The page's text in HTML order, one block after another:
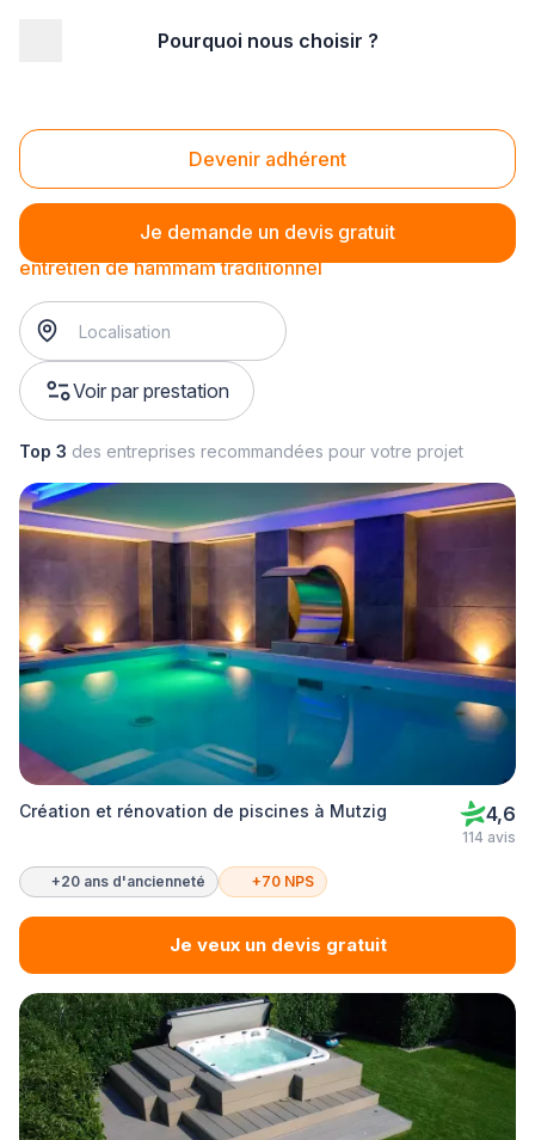
Pourquoi nous choisir ?
Devenir adhérent
Je demande un devis gratuit
Entretien de hammam traditionnel
entretien de hammam traditionnel
Voir par prestation
Top 3 des entreprises recommandées pour votre projet
Création et rénovation de piscines à Mutzig 4,6
114 avis
+20 ans d'ancienneté +70 NPS
Je veux un devis gratuit